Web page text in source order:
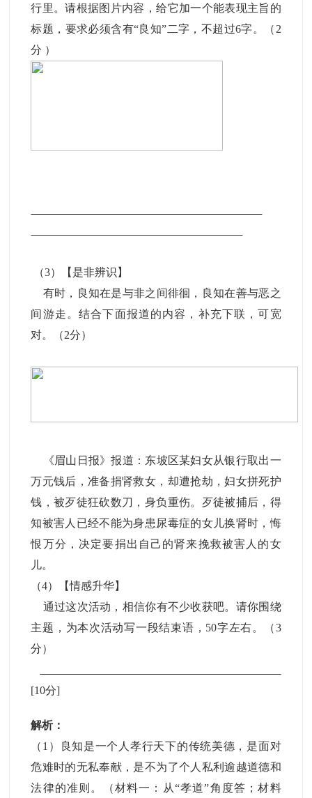
行里。请根据图片内容，给它加一个能表现主旨的
标题，要求必须含有“良知”二字，不超过6字。（2
分）
（3）【是非辨识】
有时，良知在是与非之间徘徊，良知在善与恶之
间游走。结合下面报道的内容，补充下联，可宽
对。（2分）
《眉山日报》报道：东坡区某妇女从银行取出一
万元钱后，准备捐肾救女，却遭抢劫，妇女拼死护
钱，被歹徒狂砍数刀，身负重伤。歹徒被捕后，得
知被害人已经不能为身患尿毒症的女儿换肾时，悔
恨万分，决定要捐出自己的肾来挽救被害人的女
儿。
（4）【情感升华】
通过这次活动，相信你有不少收获吧。请你围绕
主题，为本次活动写一段结束语，50字左右。（3
分）
[10分]
解析：
（1）良知是一个人孝行天下的传统美德，是面对
危难时的无私奉献，是不为了个人私利逾越道德和
法律的准则。（材料一：从“孝道”角度答；材料